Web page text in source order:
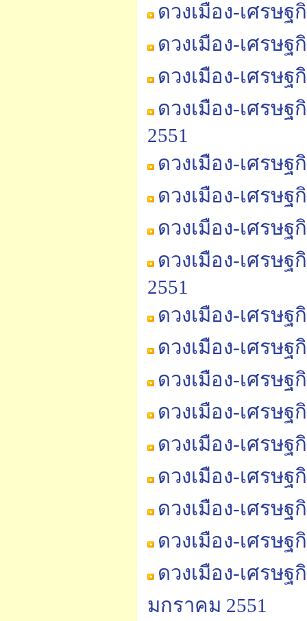
ดวงเมือง-เศรษฐ
ดวงเมือง-เศรษฐ
ดวงเมือง-เศรษฐ
ดวงเมือง-เศรษ
2551
ดวงเมือง-เศรษ
ดวงเมือง-เศรษ
ดวงเมือง-เศรษ
ดวงเมือง-เศรษ
2551
ดวงเมือง-เศรษ
ดวงเมือง-เศรษ
ดวงเมือง-เศรษ
ดวงเมือง-เศรษ
ดวงเมือง-เศรษ
ดวงเมือง-เศรษ
ดวงเมือง-เศรษ
ดวงเมือง-เศรษ
ดวงเมือง-เศรษ
มกราคม 2551